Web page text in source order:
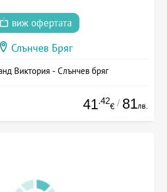
виж офертата
Слънчев Бряг
Виктория - Слънчев бряг
41.42
€ / 81лв.